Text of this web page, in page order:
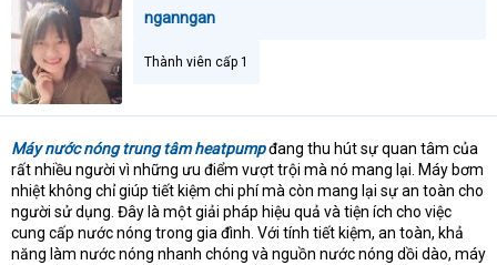
e
a
d
s
t
a
t
e
r
y
g
ử
i
nganngan
Thành viên cấp 1
Máy nước nóng trung tâm heatpumpđang thu hút sự quan tâm của
rất nhiều người vì những ưu điểm vượt trội mà nó mang lại. Máy bơm
nhiệt không chỉ giúp tiết kiệm chi phí mà còn mang lại sự an toàn cho
người sử dụng. Đây là một giải pháp hiệu quả và tiện ích cho việc
cung cấp nước nóng trong gia đình. Với tính tiết kiệm, an toàn, khả
năng làm nước nóng nhanh chóng và nguồn nước nóng dồi dào, máy